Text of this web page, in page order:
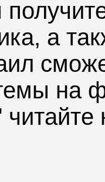
а
на